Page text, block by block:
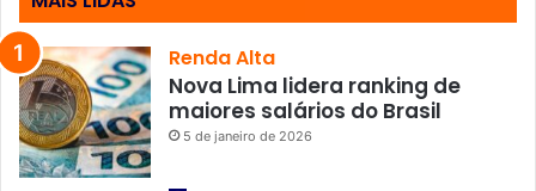
Renda Alta
Nova Lima lidera ranking de
maiores salários do Brasil
5 de janeiro de 2026